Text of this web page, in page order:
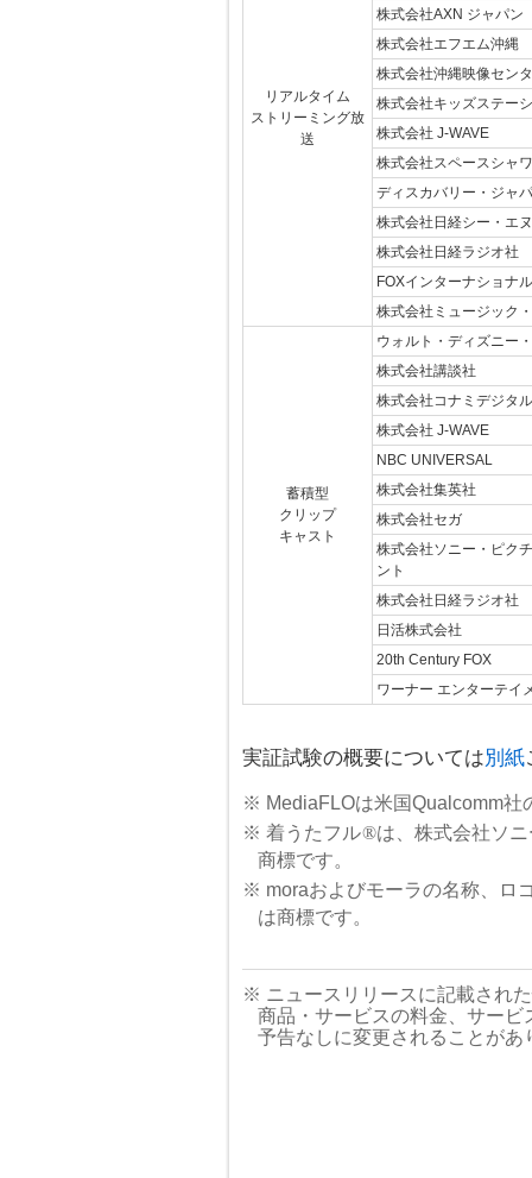
リアルタイム
ストリーミング放
送
株式会社AXN ジャパン
株式会社エフエム沖縄
株式会社沖縄映像セン
株式会社キッズステー
株式会社 J-WAVE
株式会社スペースシャ
ディスカバリー・ジャ
株式会社日経シー・エ
株式会社日経ラジオ社
FOXインターナショナ
株式会社ミュージック
蓄積型
クリップ
キャスト
ウォルト・ディズニー
株式会社講談社
株式会社コナミデジタ
株式会社 J-WAVE
NBC UNIVERSAL
株式会社集英社
株式会社セガ
株式会社ソニー・ピク
ント
株式会社日経ラジオ社
日活株式会社
20th Century FOX
ワーナー エンターテイ
実証試験の概要については別紙
※ MediaFLOは米国Qualcomm社
※ 着うたフル®は、株式会社ソ
商標です。
※ moraおよびモーラの名称、ロ
は商標です。
※ ニュースリリースに記載され
商品・サービスの料金、サー
予告なしに変更されることが